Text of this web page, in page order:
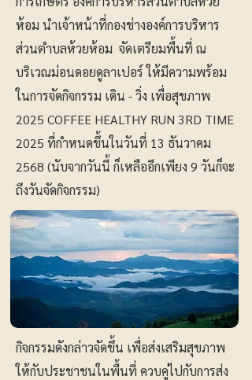
ห้อม นำเจ้าหน้าที่กองช่างองค์การบริหาร
ส่วนตำบลห้วยห้อม จัดเตรียมพื้นที่ ณ
บริเวณม่อนดอยดูลาเปอร์ ให้มีความพร้อม
ในการจัดกิจกรรม เดิน - วิ่ง เพื่อสุขภาพ
2025 COFFEE HEALTHY RUN 3RD TIME
2025 ที่กำหนดขึ้นในวันที่ 13 ธันวาคม
2568 (นับจากวันนี้ ก็เหลืออีกเพียง 9 วันก็จะ
ถึงวันจัดกิจกรรม)
กิจกรรมดังกล่าวจัดขึ้น เพื่อส่งเสริมสุขภาพ
ให้กับประชาชนในพื้นที่ ควบคู่ไปกับการส่ง